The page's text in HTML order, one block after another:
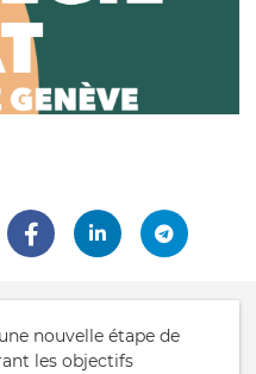
nouvelle étape de
les objectifs